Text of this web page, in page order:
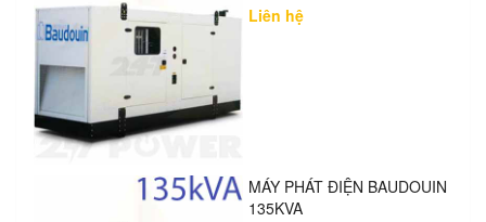
Liên hệ
MÁY PHÁT ĐIỆN BAUDOUIN
135KVA